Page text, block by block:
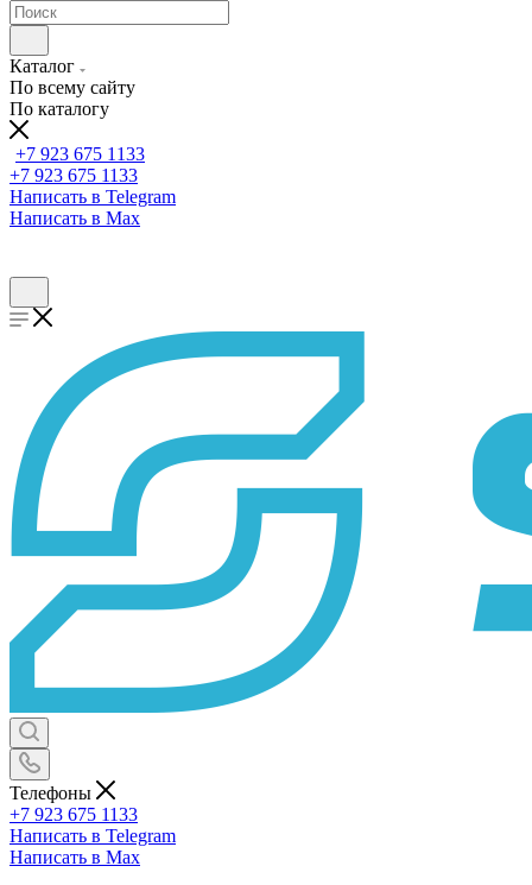
Каталог
По всему сайту
По каталогу
+7 923 675 1133
+7 923 675 1133
Написать в Telegram
Написать в Max
Телефоны
+7 923 675 1133
Написать в Telegram
Написать в Max